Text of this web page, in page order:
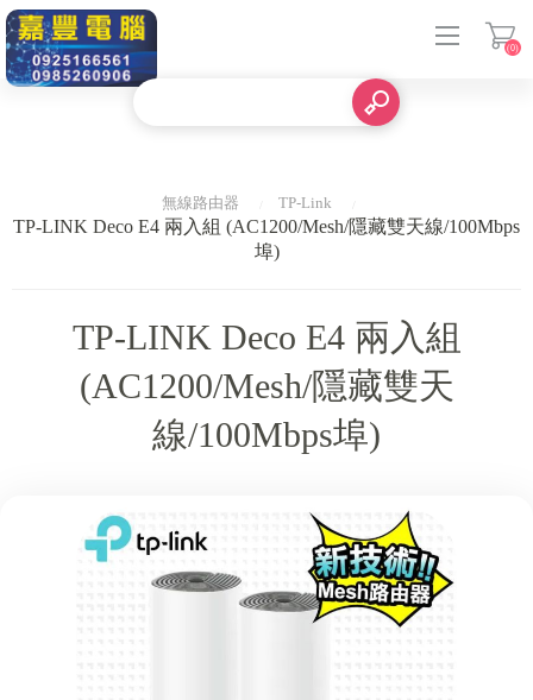
(0)
無線路由器 TP-Link
TP-LINK Deco E4 兩入組 (AC1200/Mesh/隱藏雙天線/100Mbps
埠)
TP-LINK Deco E4 兩入組
(AC1200/Mesh/隱藏雙天
線/100Mbps埠)